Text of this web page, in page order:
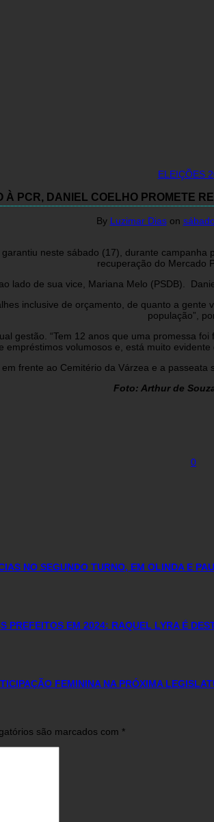
ELEIÇÕES
À PCR, DANIEL COELHO PROMETE
By Luzimar Dias on
neste sábado (17), durante
recuperação do Mercado
lado de sua vice, Mariana Melo (PSDB).
inclusive de orçamento, de quanto a
população”,
gestão. “Tem 12 anos que uma promessa
empréstimos volumosos e, está muito
frente ao Cemitério da Várzea e a
Foto: Arthur de
0
NO SEGUNDO TURNO, EM OLINDA E
PREFEITOS EM 2024: RAQUEL LYRA É
FEMININA NA PRÓXIMA
são marcados com *